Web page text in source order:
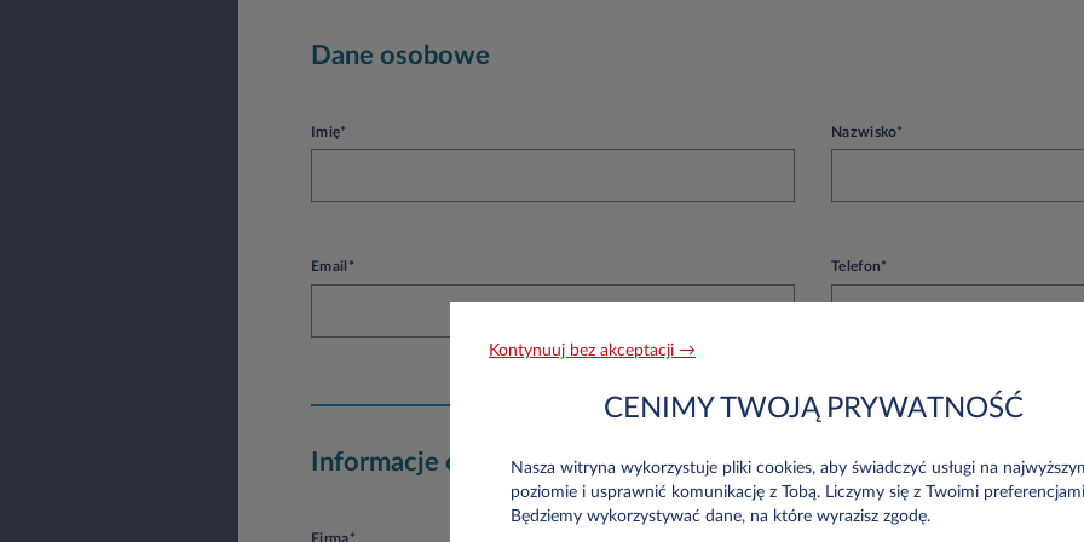
Dane osobowe
Imię* Nazwisko*
Email* Telefon*
Informacje o firmie
Firma*
Kontynuuj bez akceptacji →
CENIMY TWOJĄ PRYWATNOŚĆ
Nasza witryna wykorzystuje pliki cookies, aby świadczyć usługi na
poziomie i usprawnić komunikację z Tobą. Liczymy się z Twoimi
Będziemy wykorzystywać dane, na które wyrazisz zgodę.